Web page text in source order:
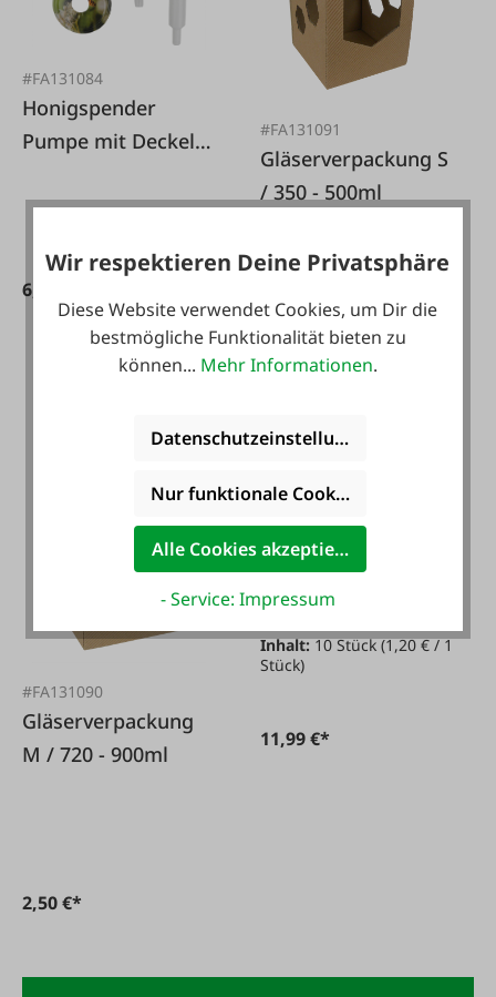
#FA131084
Honigspender
Pumpe mit Deckeln
6,99 €*
#FA131091
Gläserverpackung S
/ 350 - 500ml
2,20 €*
#FA131090
Gläserverpackung
M / 720 - 900ml
2,50 €*
#FA131092
Gläserverpackung
für 3 x 42 ml / 10
Stück
Inhalt:10 Stück(1,20 € / 1
Stück)
11,99 €*
Wir respektieren Deine Privatsphäre
Diese Website verwendet Cookies, um Dir die
bestmögliche Funktionalität bieten zu
können... Mehr Informationen.
Datenschutzeinstellungen
Nur funktionale Cookies akzeptieren
Alle Cookies akzeptieren
- Service: Impressum